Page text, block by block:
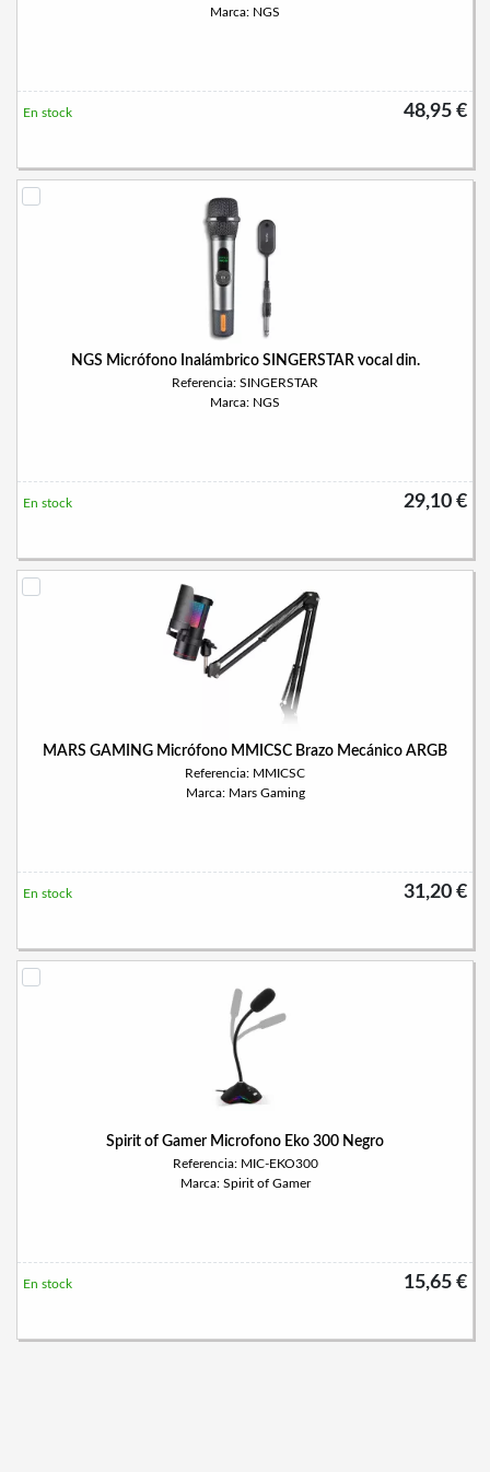
Marca: NGS
48,95 €
En stock
NGS Micrófono Inalámbrico SINGERSTAR vocal din.
Referencia: SINGERSTAR
Marca: NGS
29,10 €
En stock
MARS GAMING Micrófono MMICSC Brazo Mecánico ARGB
Referencia: MMICSC
Marca: Mars Gaming
31,20 €
En stock
Spirit of Gamer Microfono Eko 300 Negro
Referencia: MIC-EKO300
Marca: Spirit of Gamer
15,65 €
En stock